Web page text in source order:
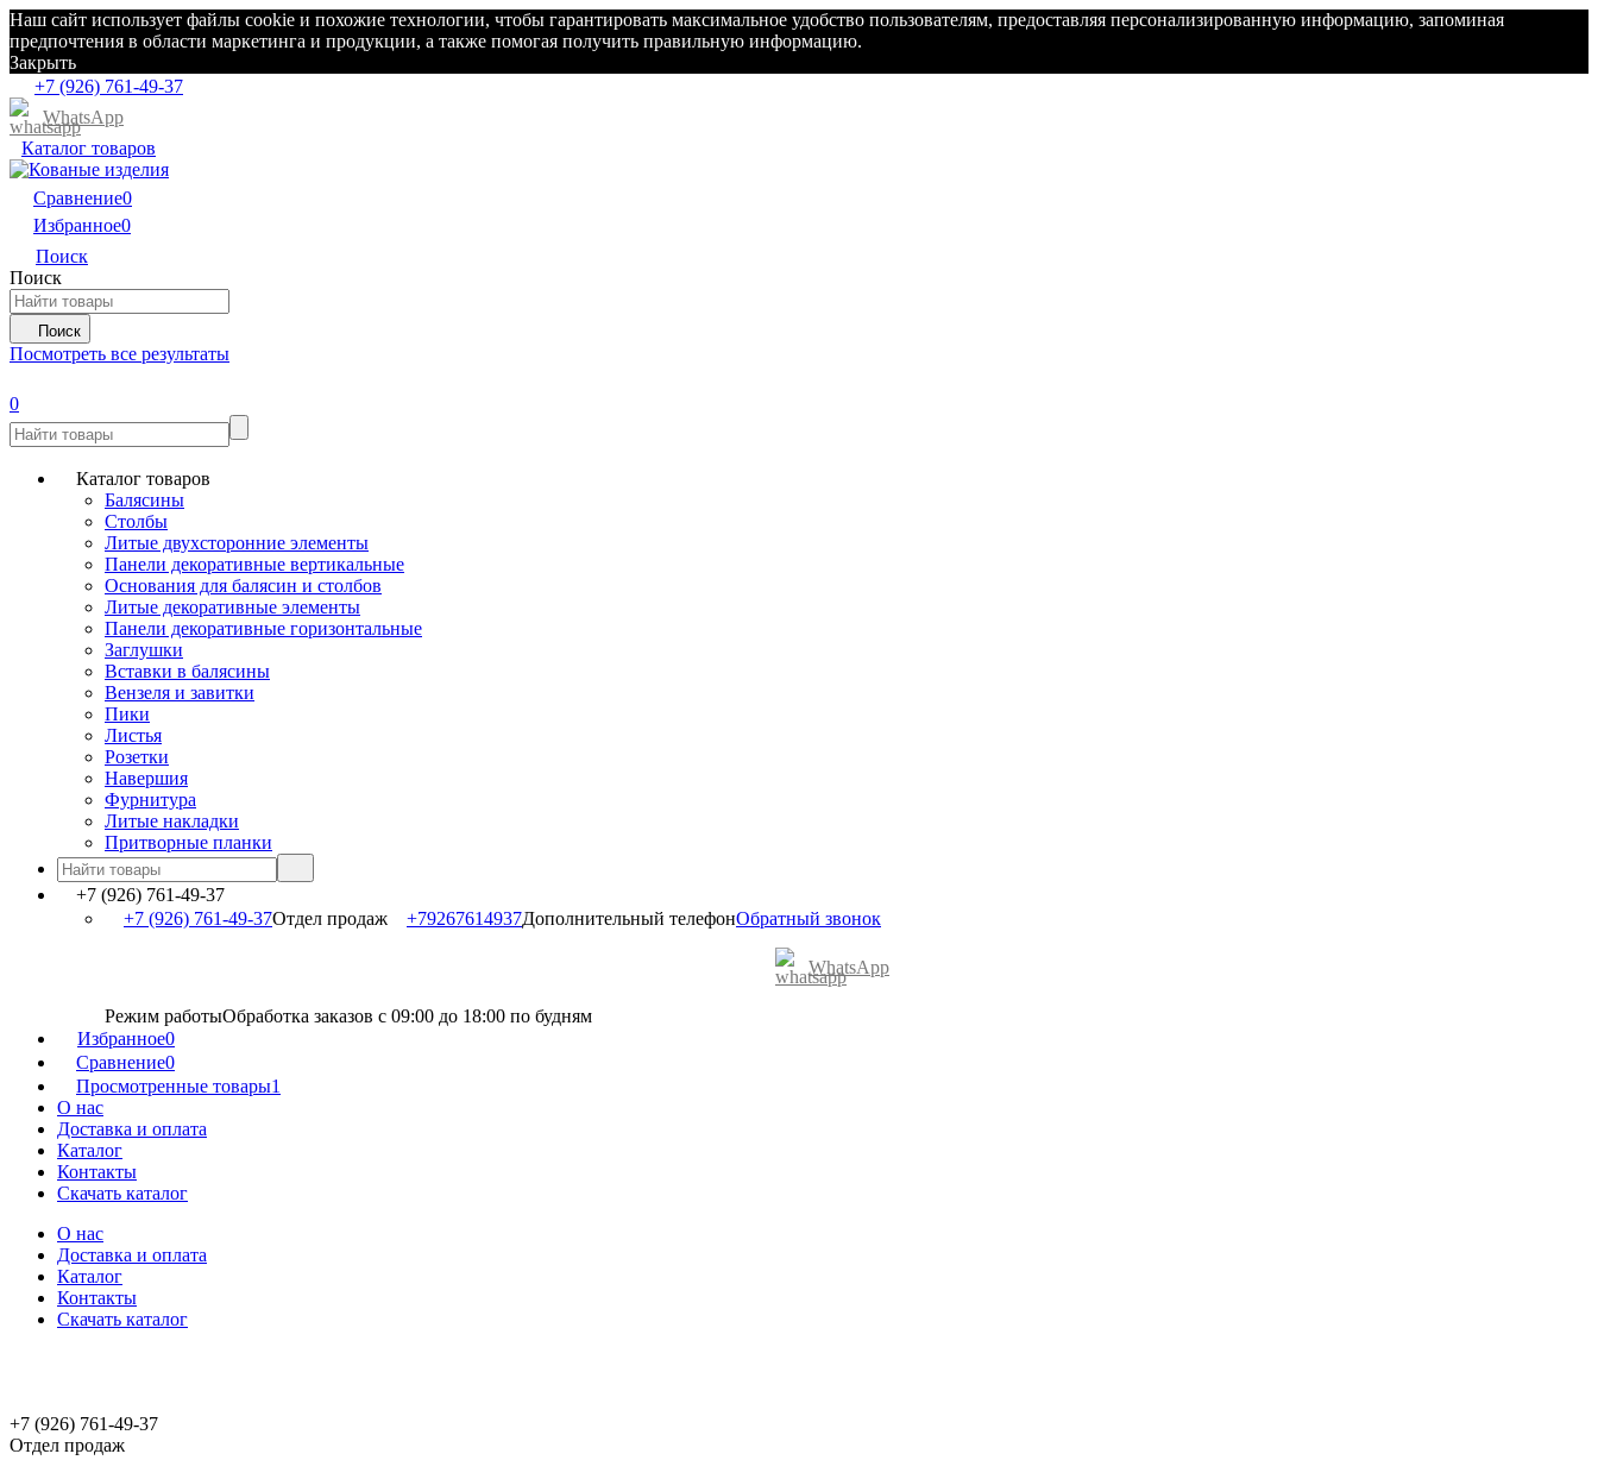
Наш сайт использует файлы cookie и похожие технологии, чтобы гарантировать максимальное удобство пользователям, предоставляя персонализированную информацию, запоминая
предпочтения в области маркетинга и продукции, а также помогая получить правильную информацию.
Закрыть
+7 (926) 761-49-37
WhatsApp
Каталог товаров
Сравнение0
Избранное0
Поиск
Поиск
Поиск
Посмотреть все результаты
0
Каталог товаров
Балясины
Столбы
Литые двухсторонние элементы
Панели декоративные вертикальные
Основания для балясин и столбов
Литые декоративные элементы
Панели декоративные горизонтальные
Заглушки
Вставки в балясины
Вензеля и завитки
Пики
Листья
Розетки
Навершия
Фурнитура
Литые накладки
Притворные планки
+7 (926) 761-49-37
+7 (926) 761-49-37Отдел продаж +79267614937Дополнительный телефонОбратный звонок
WhatsApp
Режим работыОбработка заказов с 09:00 до 18:00 по будням
Избранное0
Сравнение0
Просмотренные товары1
О нас
Доставка и оплата
Каталог
Контакты
Скачать каталог
О нас
Доставка и оплата
Каталог
Контакты
Скачать каталог
+7 (926) 761-49-37
Отдел продаж